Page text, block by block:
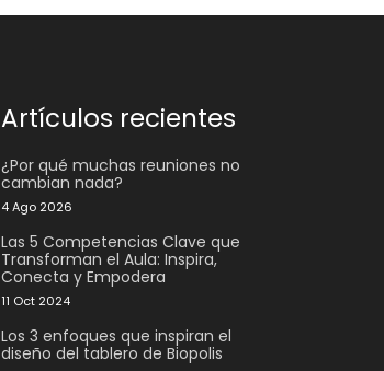
Artículos recientes
¿Por qué muchas reuniones no
cambian nada?
4 Ago 2026
Las 5 Competencias Clave que
Transforman el Aula: Inspira,
Conecta y Empodera
11 Oct 2024
Los 3 enfoques que inspiran el
diseño del tablero de Biopolis